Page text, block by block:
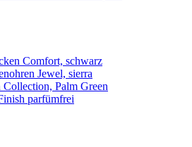
Comfort, schwarz
Jewel, sierra
Palm Green
parfümfrei